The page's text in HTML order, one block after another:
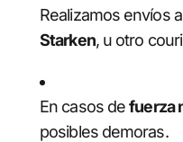
Realizamos envíos
Starken, u otro
En casos defuerza
posibles demoras.